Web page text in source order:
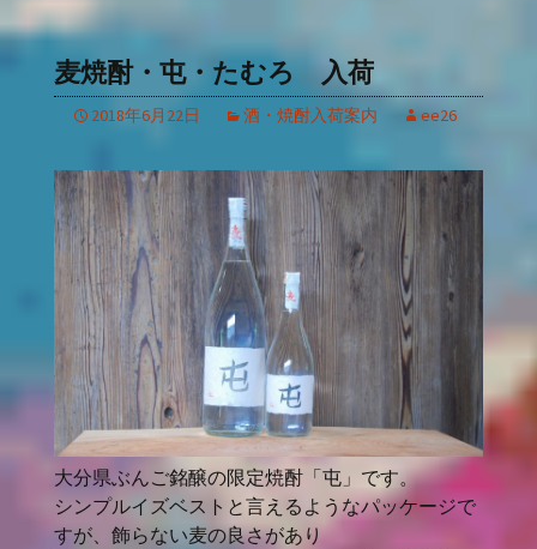
麦焼酎・屯・たむろ 入荷
2018年6月22日 酒・焼酎入荷案内 ee26
大分県ぶんご銘醸の限定焼酎「屯」です。
シンプルイズベストと言えるようなパッケージで
すが、飾らない麦の良さがあり